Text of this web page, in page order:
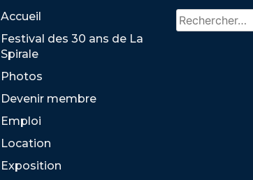
Accueil
Festival des 30 ans de La
Spirale
Photos
Devenir membre
Emploi
Location
Exposition
Rechercher :